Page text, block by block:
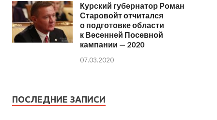
Курский губернатор Роман
Старовойт отчитался
о подготовке области
к Весенней Посевной
кампании — 2020
07.03.2020
ПОСЛЕДНИЕ ЗАПИСИ